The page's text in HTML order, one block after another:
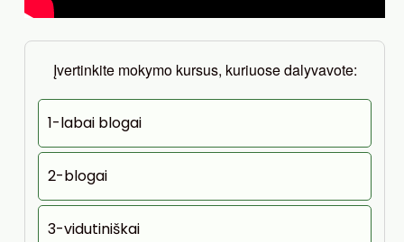
Įvertinkite mokymo kursus, kuriuose dalyvavote:
1-labai blogai
2-blogai
3-vidutiniškai